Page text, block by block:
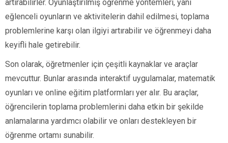
artırabilirler. Oyunlaştırılmış öğrenme yöntemleri, yani
eğlenceli oyunların ve aktivitelerin dahil edilmesi, toplama
problemlerine karşı olan ilgiyi artırabilir ve öğrenmeyi daha
keyifli hale getirebilir.
Son olarak, öğretmenler için çeşitli kaynaklar ve araçlar
mevcuttur. Bunlar arasında interaktif uygulamalar, matematik
oyunları ve online eğitim platformları yer alır. Bu araçlar,
öğrencilerin toplama problemlerini daha etkin bir şekilde
anlamalarına yardımcı olabilir ve onları destekleyen bir
öğrenme ortamı sunabilir.